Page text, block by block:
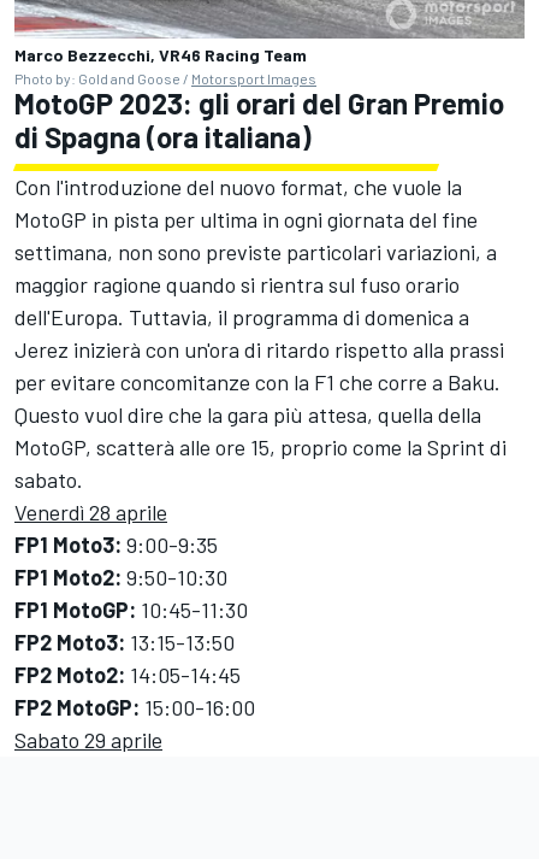
Marco Bezzecchi, VR46 Racing Team
Photo by: Gold and Goose / Motorsport Images
MotoGP 2023: gli orari del Gran Premio
di Spagna (ora italiana)
Con l'introduzione del nuovo format, che vuole la
MotoGP in pista per ultima in ogni giornata del fine
settimana, non sono previste particolari variazioni, a
maggior ragione quando si rientra sul fuso orario
dell'Europa. Tuttavia, il programma di domenica a
Jerez inizierà con un'ora di ritardo rispetto alla prassi
per evitare concomitanze con la F1 che corre a Baku.
Questo vuol dire che la gara più attesa, quella della
MotoGP, scatterà alle ore 15, proprio come la Sprint di
sabato.
Venerdì 28 aprile
FP1 Moto3: 9:00-9:35
FP1 Moto2: 9:50-10:30
FP1 MotoGP: 10:45-11:30
FP2 Moto3: 13:15-13:50
FP2 Moto2: 14:05-14:45
FP2 MotoGP: 15:00-16:00
Sabato 29 aprile